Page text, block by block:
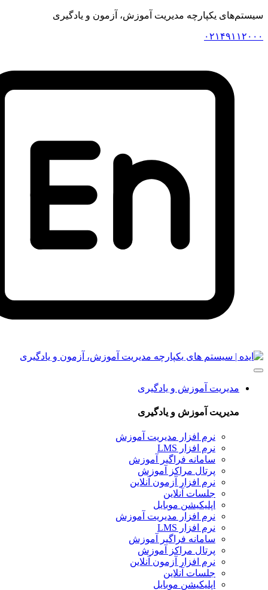
یکپارچه مدیریت آموزش، آزمون و یادگیری
آموزش و یادگیری
آموزش و یادگیری
نرم‌ افزار مدیریت آموزش
نرم افزار LMS
سامانه فراگیر آموزش
پرتال مراکز آموزش
نرم افزار آزمون آنلاین
جلسات آنلاین
اپلیکیشن موبایل
نرم‌ افزار مدیریت آموزش
نرم افزار LMS
سامانه فراگیر آموزش
پرتال مراکز آموزش
نرم افزار آزمون آنلاین
جلسات آنلاین
اپلیکیشن موبایل